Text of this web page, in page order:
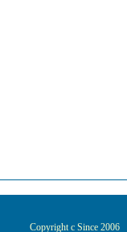
Copyright c Since